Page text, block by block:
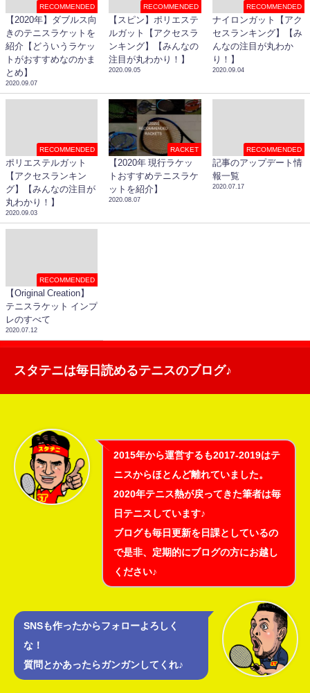
RECOMMENDED
【2020年】ダブルス向
きのテニスラケットを
紹介【どういうラケッ
トがおすすめなのかま
とめ】
2020.09.07
RECOMMENDED
【スピン】ポリエステ
ルガット【アクセスラ
ンキング】【みんなの
注目が丸わかり！】
2020.09.05
RECOMMENDED
ナイロンガット【アク
セスランキング】【み
んなの注目が丸わか
り！】
2020.09.04
RECOMMENDED
ポリエステルガット
【アクセスランキン
グ】【みんなの注目が
丸わかり！】
2020.09.03
RACKET
【2020年 現行ラケッ
トおすすめテニスラケ
ットを紹介】
2020.08.07
RECOMMENDED
記事のアップデート情
報一覧
2020.07.17
RECOMMENDED
【Original Creation】
テニスラケット インプ
レのすべて
2020.07.12
スタテニは毎日読めるテニスのブログ♪
2015年から運営するも2017-2019はテ
ニスからほとんど離れていました。
2020年テニス熱が戻ってきた筆者は毎
日テニスしています♪
ブログも毎日更新を日課としているの
で是非、定期的にブログの方にお越し
ください♪
SNSも作ったからフォローよろしく
な！
質問とかあったらガンガンしてくれ♪